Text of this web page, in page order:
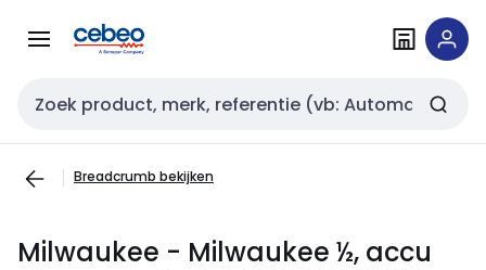
naar
naar
Zoekveld invoer
Breadcrumb bekijken
Milwaukee - Milwaukee ½, accu